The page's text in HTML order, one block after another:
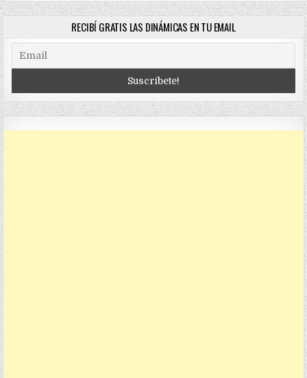
RECIBÍ GRATIS LAS DINÁMICAS EN TU EMAIL